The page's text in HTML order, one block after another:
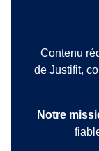
Contenu
de Justifit,
Notre